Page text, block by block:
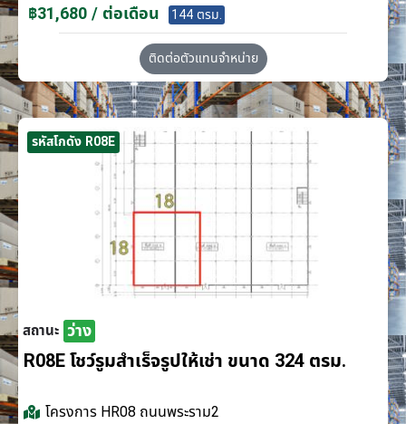
฿31,680 / ต่อเดือน 144 ตรม.
ติดต่อตัวแทนจำหน่าย
รหัสโกดัง R08E
สถานะ ว่าง
R08E โชว์รูมสำเร็จรูปให้เช่า ขนาด 324 ตรม.
โครงการ HR08 ถนนพระราม2